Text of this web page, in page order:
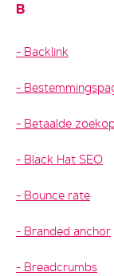
B
Backlink
Betaalde
Black Hat SEO
Bounce rate
Branded anchor
Breadcrumbs